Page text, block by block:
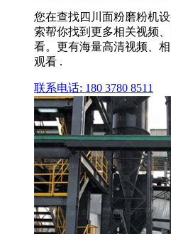
您在查找四川面粉磨粉机
索帮你找到更多相关视频
看。更有海量高清视频、
观看 .
联系电话: 180 3780 8511